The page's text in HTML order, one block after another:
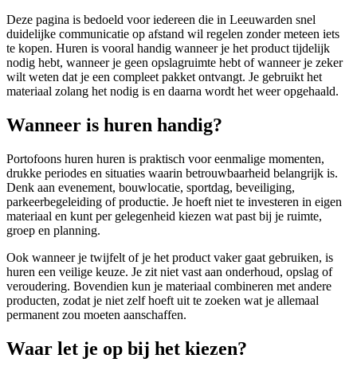
Deze pagina is bedoeld voor iedereen die in Leeuwarden snel
duidelijke communicatie op afstand wil regelen zonder meteen iets
te kopen. Huren is vooral handig wanneer je het product tijdelijk
nodig hebt, wanneer je geen opslagruimte hebt of wanneer je zeker
wilt weten dat je een compleet pakket ontvangt. Je gebruikt het
materiaal zolang het nodig is en daarna wordt het weer opgehaald.
Wanneer is huren handig?
Portofoons huren huren is praktisch voor eenmalige momenten,
drukke periodes en situaties waarin betrouwbaarheid belangrijk is.
Denk aan evenement, bouwlocatie, sportdag, beveiliging,
parkeerbegeleiding of productie. Je hoeft niet te investeren in eigen
materiaal en kunt per gelegenheid kiezen wat past bij je ruimte,
groep en planning.
Ook wanneer je twijfelt of je het product vaker gaat gebruiken, is
huren een veilige keuze. Je zit niet vast aan onderhoud, opslag of
veroudering. Bovendien kun je materiaal combineren met andere
producten, zodat je niet zelf hoeft uit te zoeken wat je allemaal
permanent zou moeten aanschaffen.
Waar let je op bij het kiezen?